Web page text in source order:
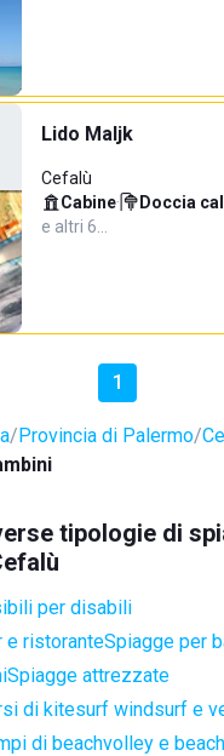
Lido Maljk
Cefalù
Cabine· Doccia
e altri 6…
1
Provincia di Palermo
tipologie di
per disabili
e ristoranteSpiagge per
Spiagge attrezzate
di kitesurf windsurf e
di beachvolley e